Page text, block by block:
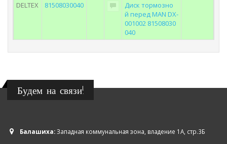
DELTEX
81508030040
Диск тормозно
й перед MAN DX-
001002 81508030
040
Будем на связи!
Балашиха:Западная коммунальная зона, владение 1А, стр.3Б